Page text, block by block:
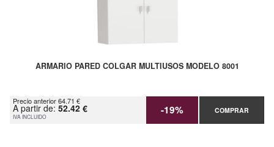
ARMARIO PARED COLGAR MULTIUSOS MODELO 8001
Precio anterior 64.71 €
A partir de: 52.42 €
IVA INCLUIDO -19% COMPRAR